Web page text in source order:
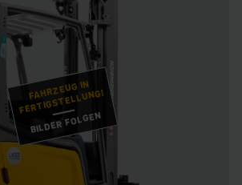
FAHRZEUG IN
FERTIGSTELLUNG!
BILDER FOLGEN